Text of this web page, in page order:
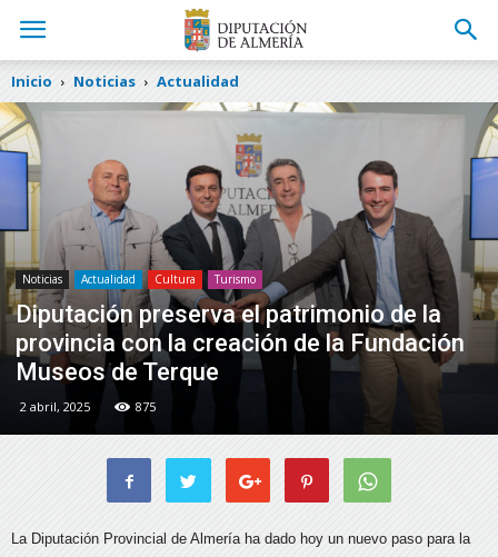
Inicio Noticias Actualidad
Noticias Actualidad Cultura Turismo
Diputación preserva el patrimonio de la
provincia con la creación de la Fundación
Museos de Terque
2 abril, 2025 875
La Diputación Provincial de Almería ha dado hoy un nuevo paso para la